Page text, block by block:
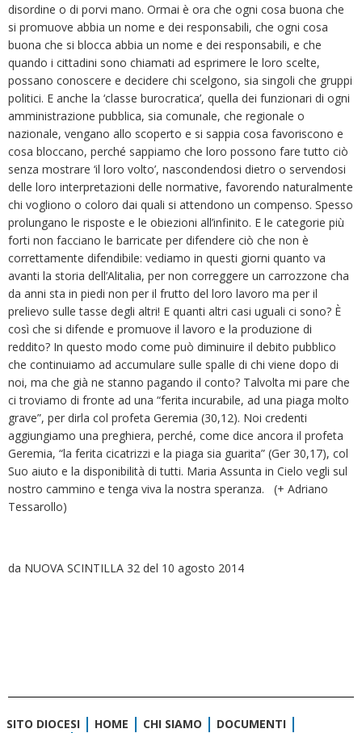
disordine o di porvi mano. Ormai è ora che ogni cosa buona che
si promuove abbia un nome e dei responsabili, che ogni cosa
buona che si blocca abbia un nome e dei responsabili, e che
quando i cittadini sono chiamati ad esprimere le loro scelte,
possano conoscere e decidere chi scelgono, sia singoli che gruppi
politici. E anche la ‘classe burocratica’, quella dei funzionari di ogni
amministrazione pubblica, sia comunale, che regionale o
nazionale, vengano allo scoperto e si sappia cosa favoriscono e
cosa bloccano, perché sappiamo che loro possono fare tutto ciò
senza mostrare ‘il loro volto’, nascondendosi dietro o servendosi
delle loro interpretazioni delle normative, favorendo naturalmente
chi vogliono o coloro dai quali si attendono un compenso. Spesso
prolungano le risposte e le obiezioni all’infinito. E le categorie più
forti non facciano le barricate per difendere ciò che non è
correttamente difendibile: vediamo in questi giorni quanto va
avanti la storia dell’Alitalia, per non correggere un carrozzone cha
da anni sta in piedi non per il frutto del loro lavoro ma per il
prelievo sulle tasse degli altri! E quanti altri casi uguali ci sono? È
così che si difende e promuove il lavoro e la produzione di
reddito? In questo modo come può diminuire il debito pubblico
che continuiamo ad accumulare sulle spalle di chi viene dopo di
noi, ma che già ne stanno pagando il conto? Talvolta mi pare che
ci troviamo di fronte ad una “ferita incurabile, ad una piaga molto
grave”, per dirla col profeta Geremia (30,12). Noi credenti
aggiungiamo una preghiera, perché, come dice ancora il profeta
Geremia, “la ferita cicatrizzi e la piaga sia guarita” (Ger 30,17), col
Suo aiuto e la disponibilità di tutti. Maria Assunta in Cielo vegli sul
nostro cammino e tenga viva la nostra speranza. (+ Adriano
Tessarollo)
da NUOVA SCINTILLA 32 del 10 agosto 2014
SITO DIOCESI HOME CHI SIAMO
DOCUMENTI